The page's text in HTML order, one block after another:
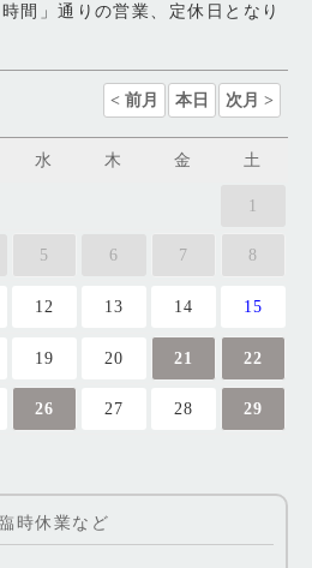
間」通りの営業、定休日となり
水 木 金 土
1
5 6 7 8
12 13 14 15
19 20 21 22
26 27 28 29
時休業など